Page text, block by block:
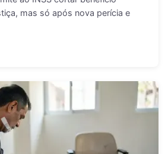
mas só após nova perícia e